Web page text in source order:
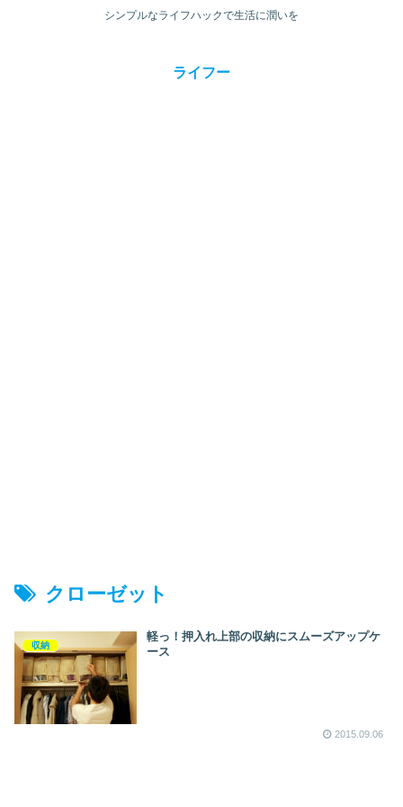
シンプルなライフハックで生活に潤いを
ライフー
クローゼット
収納
軽っ！押入れ上部の収納にスムーズアップケ
ース
2015.09.06